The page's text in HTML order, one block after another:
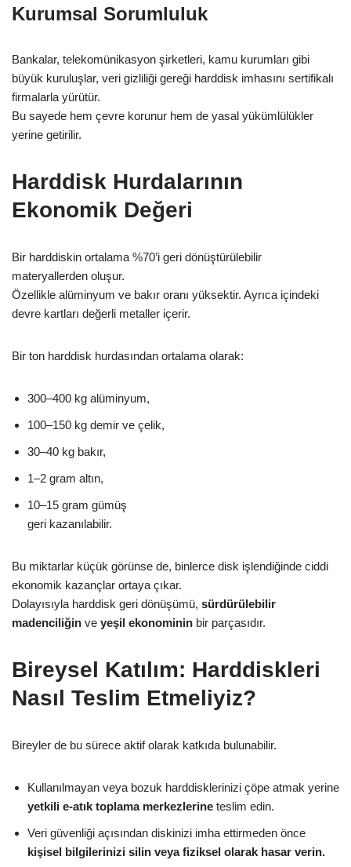
Kurumsal Sorumluluk
Bankalar, telekomünikasyon şirketleri, kamu kurumları gibi
büyük kuruluşlar, veri gizliliği gereği harddisk imhasını sertifikalı
firmalarla yürütür.
Bu sayede hem çevre korunur hem de yasal yükümlülükler
yerine getirilir.
Harddisk Hurdalarının
Ekonomik Değeri
Bir harddiskin ortalama %70’i geri dönüştürülebilir
materyallerden oluşur.
Özellikle alüminyum ve bakır oranı yüksektir. Ayrıca içindeki
devre kartları değerli metaller içerir.
Bir ton harddisk hurdasından ortalama olarak:
300–400 kg alüminyum,
100–150 kg demir ve çelik,
30–40 kg bakır,
1–2 gram altın,
10–15 gram gümüş
geri kazanılabilir.
Bu miktarlar küçük görünse de, binlerce disk işlendiğinde ciddi
ekonomik kazançlar ortaya çıkar.
Dolayısıyla harddisk geri dönüşümü, sürdürülebilir
madenciliğin ve yeşil ekonominin bir parçasıdır.
Bireysel Katılım: Harddiskleri
Nasıl Teslim Etmeliyiz?
Bireyler de bu sürece aktif olarak katkıda bulunabilir.
Kullanılmayan veya bozuk harddisklerinizi çöpe atmak yerine
yetkili e-atık toplama merkezlerine teslim edin.
Veri güvenliği açısından diskinizi imha ettirmeden önce
kişisel bilgilerinizi silin veya fiziksel olarak hasar verin.